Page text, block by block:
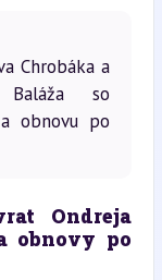
Chrobáka a
Baláža so
obnovu po
Ondreja
obnovy po